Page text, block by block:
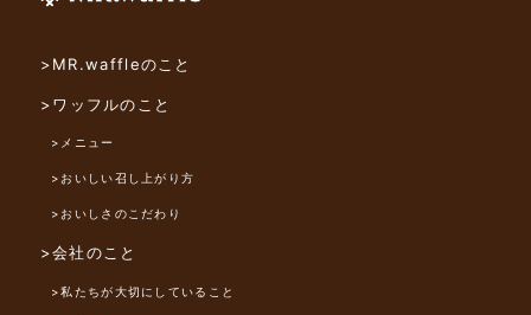
>MR.waffleのこと
>ワッフルのこと
>メニュー
>おいしい召し上がり方
>おいしさのこだわり
>会社のこと
>私たちが大切にしていること